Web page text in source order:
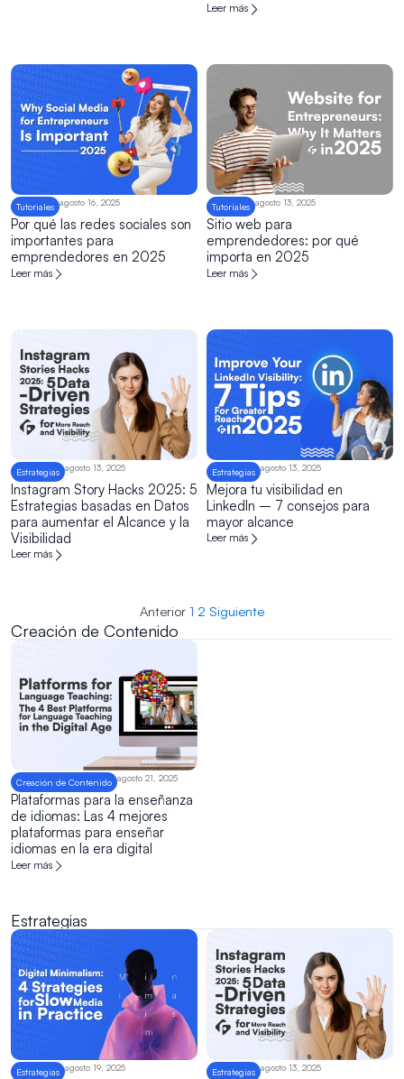
Leer más
Tutoriales agosto 16, 2025
Por qué las redes sociales son
importantes para
emprendedores en 2025
Leer más
Tutoriales agosto 13, 2025
Sitio web para
emprendedores: por qué
importa en 2025
Leer más
Estrategias agosto 13, 2025
Instagram Story Hacks 2025: 5
Estrategias basadas en Datos
para aumentar el Alcance y la
Visibilidad
Leer más
Estrategias agosto 13, 2025
Mejora tu visibilidad en
LinkedIn – 7 consejos para
mayor alcance
Leer más
Anterior 1 2 Siguiente
Creación de Contenido
Creación de Contenido agosto 21, 2025
Plataformas para la enseñanza
de idiomas: Las 4 mejores
plataformas para enseñar
idiomas en la era digital
Leer más
Estrategias
Estrategias agosto 19, 2025 Estrategias agosto 13, 2025